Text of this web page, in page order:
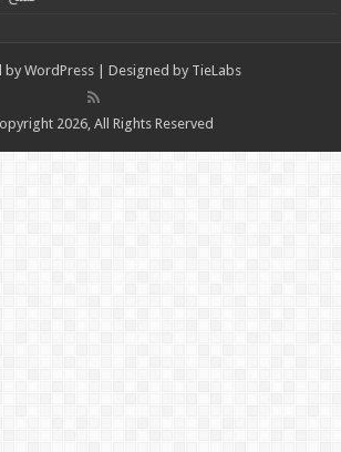
by WordPress | Designed by TieLabs
2026, All Rights Reserved